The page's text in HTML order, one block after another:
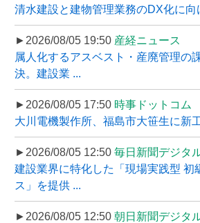
清水建設と建物管理業務のDX化に
►2026/08/05 19:50 産経ニュース
属人化するアスベスト・産廃管理の
決。建設業 ...
►2026/08/05 17:50 時事ドットコム
大川電機製作所、福島市大笹生に新
►2026/08/05 12:50 毎日新聞デジタ
建設業界に特化した「現場実践型 初
ス」を提供 ...
►2026/08/05 12:50 朝日新聞デジタ